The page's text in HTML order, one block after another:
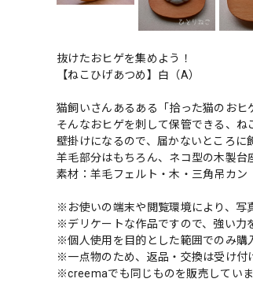
抜けたおヒゲを集めよう！
【ねこひげあつめ】白（A）
猫飼いさんあるある「拾った猫のおヒ
そんなおヒゲを刺して保管できる、ね
壁掛けになるので、届かないところに
羊毛部分はもちろん、ネコ型の木製台
素材：羊毛フェルト・木・三角吊カン
※お使いの端末や閲覧環境により、写
※デリケートな作品ですので、強い力
※個人使用を目的とした範囲でのみ購
※一点物のため、返品・交換は受け付
※creemaでも同じものを販売してい